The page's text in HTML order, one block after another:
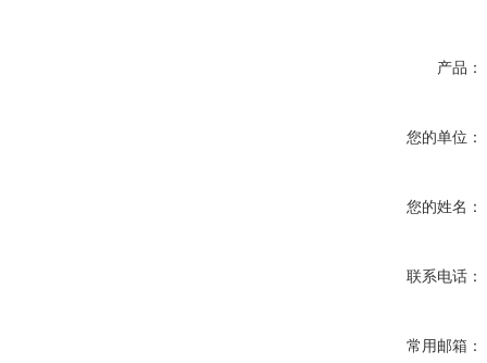
产品：
您的单位：
您的姓名：
联系电话：
常用邮箱：